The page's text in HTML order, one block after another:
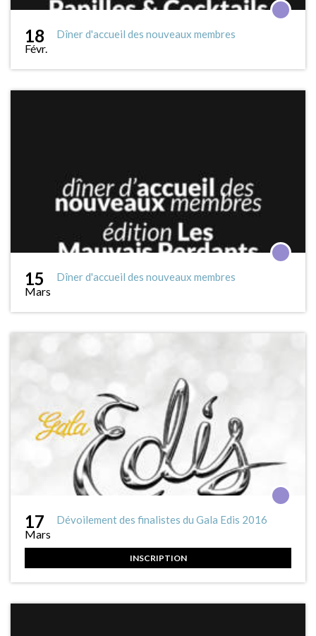
18
Févr.
Dîner d'accueil des nouveaux membres
15
Mars
Dîner d'accueil des nouveaux membres
17
Mars
Dévoilement des finalistes du Gala Edis 2016
INSCRIPTION